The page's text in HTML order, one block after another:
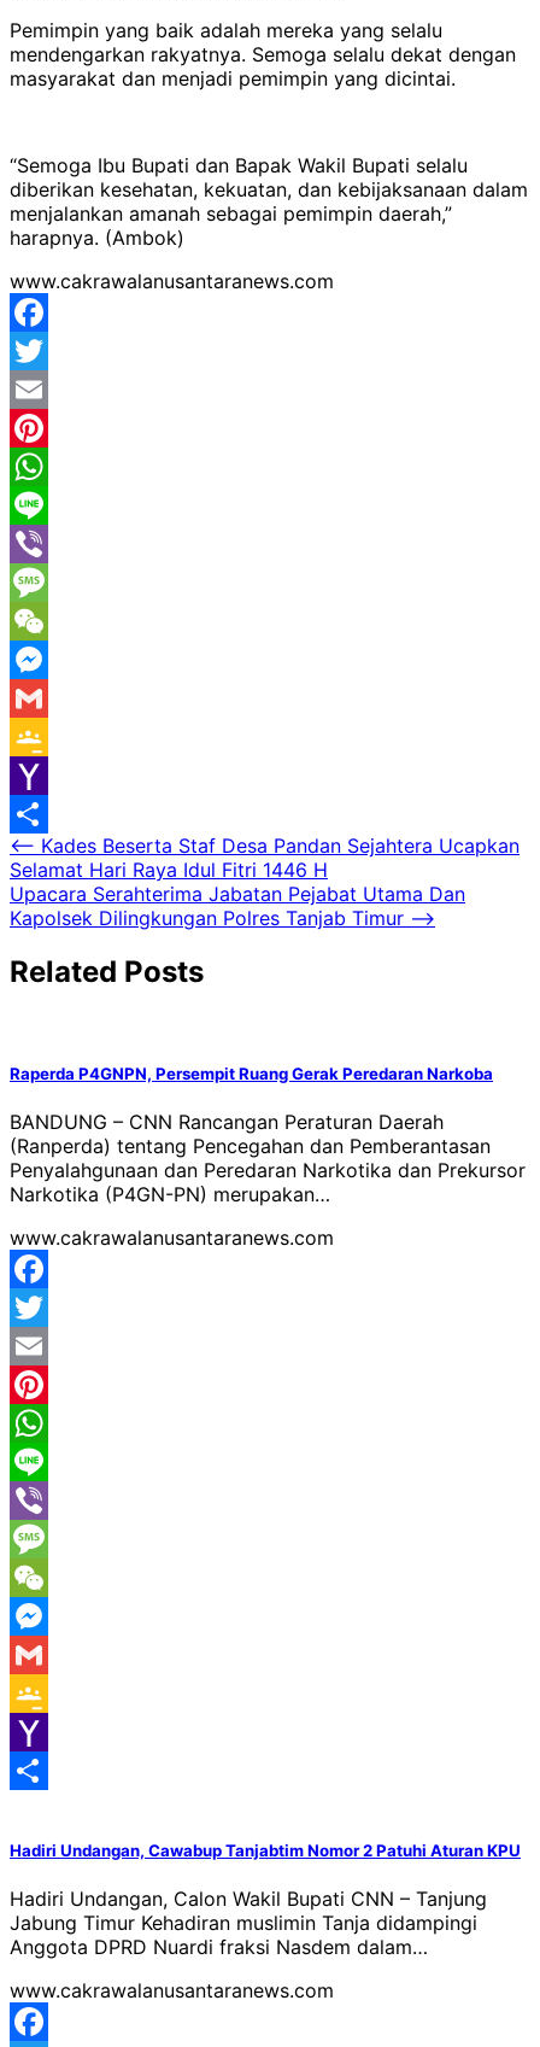
Pemimpin yang baik adalah mereka yang selalu
mendengarkan rakyatnya. Semoga selalu dekat dengan
masyarakat dan menjadi pemimpin yang dicintai.
“Semoga Ibu Bupati dan Bapak Wakil Bupati selalu
diberikan kesehatan, kekuatan, dan kebijaksanaan dalam
menjalankan amanah sebagai pemimpin daerah,”
harapnya. (Ambok)
www.cakrawalanusantaranews.com
Facebook
Twitter
Email
Pinterest
WhatsApp
Line
Viber
Message
WeChat
Messenger
Gmail
Google
Classroom
Yahoo
Mail
Share
Navigasi
pos
⟵ Kades Beserta Staf Desa Pandan Sejahtera Ucapkan
Selamat Hari Raya Idul Fitri 1446 H
Upacara Serahterima Jabatan Pejabat Utama Dan
Kapolsek Dilingkungan Polres Tanjab Timur ⟶
Related Posts
Raperda P4GNPN, Persempit Ruang Gerak Peredaran Narkoba
BANDUNG – CNN Rancangan Peraturan Daerah
(Ranperda) tentang Pencegahan dan Pemberantasan
Penyalahgunaan dan Peredaran Narkotika dan Prekursor
Narkotika (P4GN-PN) merupakan…
www.cakrawalanusantaranews.com
Facebook
Twitter
Email
Pinterest
WhatsApp
Line
Viber
Message
WeChat
Messenger
Gmail
Google
Classroom
Yahoo
Hadiri Undangan, Cawabup Tanjabtim Nomor 2 Patuhi Aturan KPU
Hadiri Undangan, Calon Wakil Bupati CNN – Tanjung
Jabung Timur Kehadiran muslimin Tanja didampingi
Anggota DPRD Nuardi fraksi Nasdem dalam…
www.cakrawalanusantaranews.com